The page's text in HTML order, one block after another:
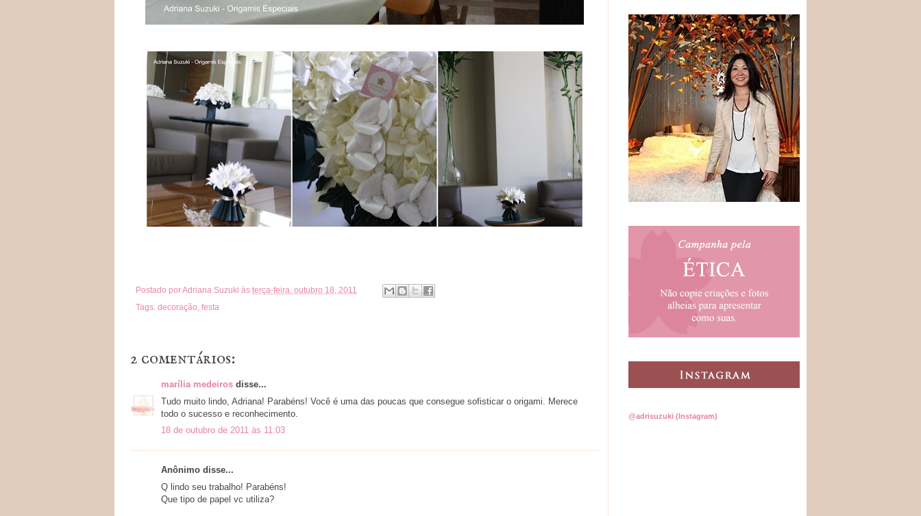
Postado porAdriana Suzuki às terça-feira, outubro 18, 2011
Tags: decoração festa
2 comentários:
marília medeiros disse...
Tudo muito lindo, Adriana! Parabéns! Você é uma das poucas que consegue sofisticar o origami. Merece
todo o sucesso e reconhecimento.
18 de outubro de 2011 às 11:03
Anônimo disse...
Q lindo seu trabalho! Parabéns!
Que tipo de papel vc utiliza?
@adrisuzuki (Instagram)